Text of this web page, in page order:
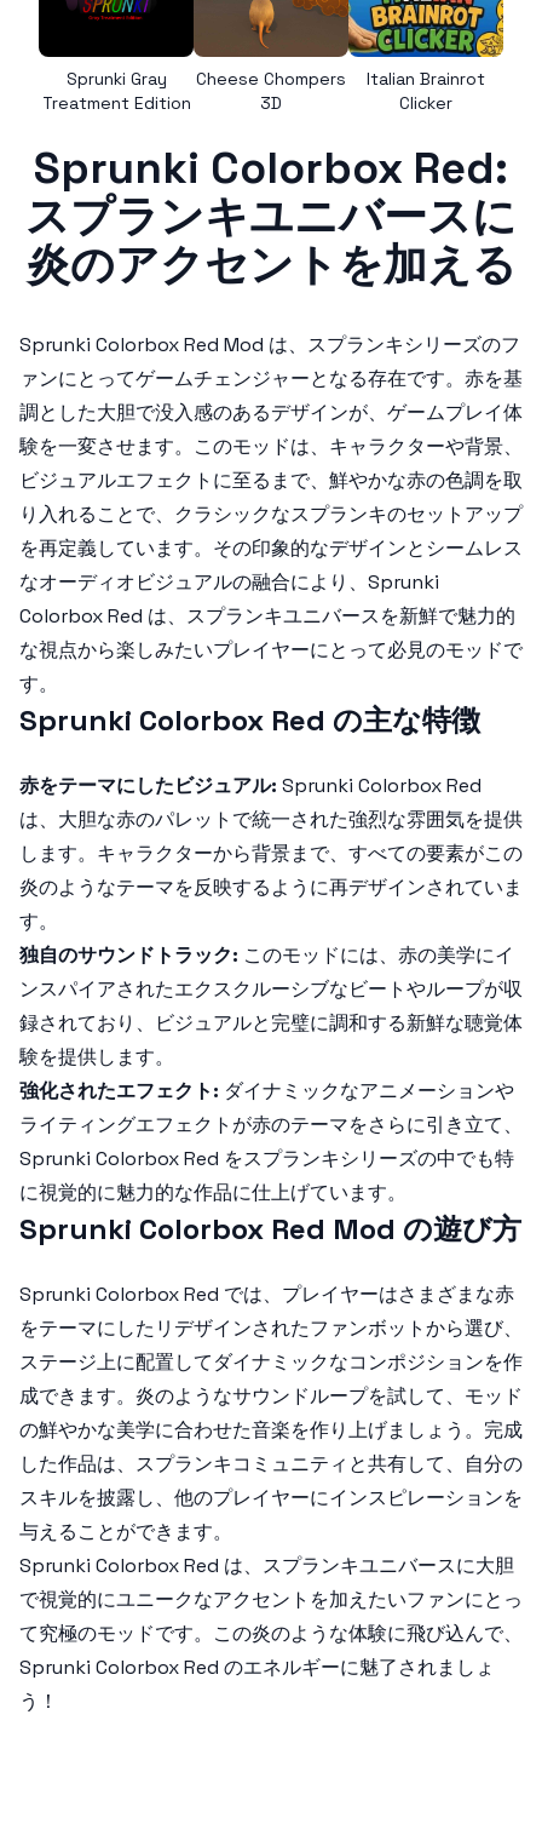
Sprunki Gray
Treatment Edition
Cheese Chompers
3D
Italian Brainrot
Clicker
Sprunki Colorbox Red:
スプランキユニバースに
炎のアクセントを加える
Sprunki Colorbox Red Mod は、スプランキシリーズのフ
ァンにとってゲームチェンジャーとなる存在です。赤を基
調とした大胆で没入感のあるデザインが、ゲームプレイ体
験を一変させます。このモッドは、キャラクターや背景、
ビジュアルエフェクトに至るまで、鮮やかな赤の色調を取
り入れることで、クラシックなスプランキのセットアップ
を再定義しています。その印象的なデザインとシームレス
なオーディオビジュアルの融合により、 Sprunki
Colorbox Red は、スプランキユニバースを新鮮で魅力的
な視点から楽しみたいプレイヤーにとって必見のモッドで
す。
Sprunki Colorbox Red の主な特徴
赤をテーマにしたビジュアル: Sprunki Colorbox Red
は、大胆な赤のパレットで統一された強烈な雰囲気を提供
します。キャラクターから背景まで、すべての要素がこの
炎のようなテーマを反映するように再デザインされていま
す。
独自のサウンドトラック: このモッドには、赤の美学にイ
ンスパイアされたエクスクルーシブなビートやループが収
録されており、ビジュアルと完璧に調和する新鮮な聴覚体
験を提供します。
強化されたエフェクト: ダイナミックなアニメーションや
ライティングエフェクトが赤のテーマをさらに引き立て、
Sprunki Colorbox Red をスプランキシリーズの中でも特
に視覚的に魅力的な作品に仕上げています。
Sprunki Colorbox Red Mod の遊び方
Sprunki Colorbox Red では、プレイヤーはさまざまな赤
をテーマにしたリデザインされたファンボットから選び、
ステージ上に配置してダイナミックなコンポジションを作
成できます。炎のようなサウンドループを試して、モッド
の鮮やかな美学に合わせた音楽を作り上げましょう。完成
した作品は、スプランキコミュニティと共有して、自分の
スキルを披露し、他のプレイヤーにインスピレーションを
与えることができます。
Sprunki Colorbox Red は、スプランキユニバースに大胆
で視覚的にユニークなアクセントを加えたいファンにとっ
て究極のモッドです。この炎のような体験に飛び込んで、
Sprunki Colorbox Red のエネルギーに魅了されましょ
う！